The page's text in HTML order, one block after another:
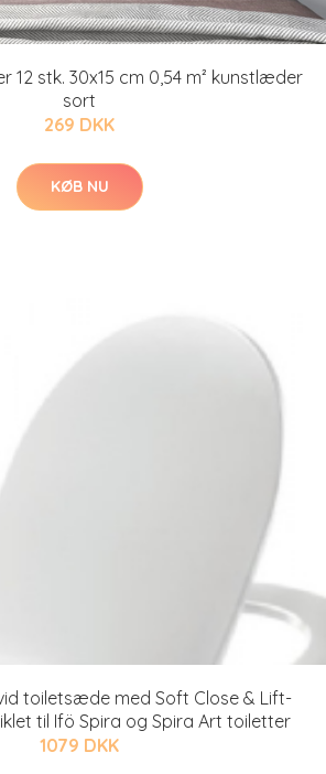
12 stk. 30x15 cm 0,54 m² kunstlæder
sort
269 DKK
KØB NU
toiletsæde med Soft Close & Lift-
til Ifö Spira og Spira Art toiletter
1079 DKK